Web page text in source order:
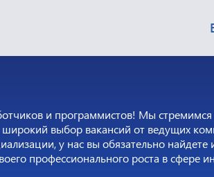
и программистов! Мы
выбор вакансий от ведущих
у нас вы обязательно найдете
профессионального роста в сфере